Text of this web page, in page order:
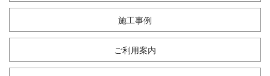
施工事例
ご利用案内